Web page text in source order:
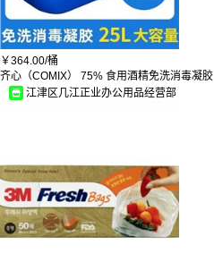
丽尊
枫宇
兵器库
意尔嫚
贞喜气
便利
炫灿
品胜
熙卓
京诺
美扬
￥364.00/桶
齐心（COMIX） 75% 食用酒精免洗消毒凝胶
江津区几江正业办公用品经营部